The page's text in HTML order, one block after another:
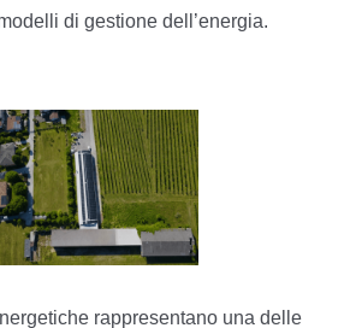
di gestione dell’energia.
rappresentano una delle